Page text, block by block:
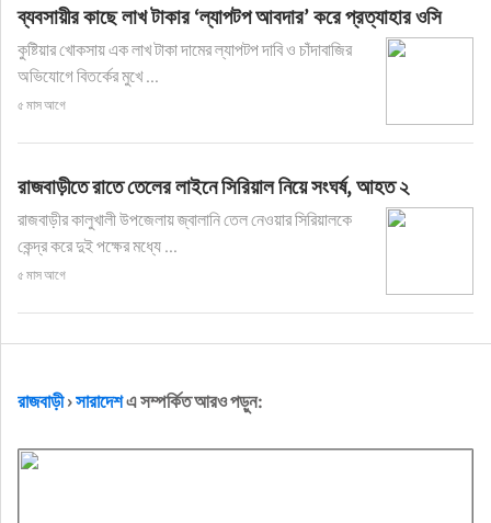
ব্যবসায়ীর কাছে লাখ টাকার ‘ল্যাপটপ আবদার’ করে প্রত্যাহার ওসি
কুষ্টিয়ার খোকসায় এক লাখ টাকা দামের ল্যাপটপ দাবি ও চাঁদাবাজির
অভিযোগে বিতর্কের মুখে ...
৫ মাস আগে
রাজবাড়ীতে রাতে তেলের লাইনে সিরিয়াল নিয়ে সংঘর্ষ, আহত ২
রাজবাড়ীর কালুখালী উপজেলায় জ্বালানি তেল নেওয়ার সিরিয়ালকে
কেন্দ্র করে দুই পক্ষের মধ্যে ...
৫ মাস আগে
রাজবাড়ী›সারাদেশএ সম্পর্কিত আরও পড়ুন: